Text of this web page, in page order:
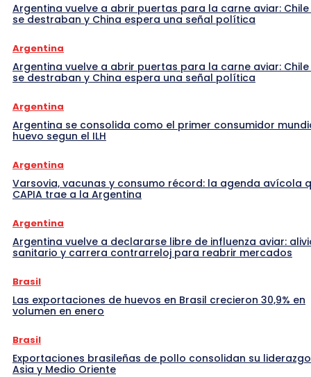
Argentina vuelve a abrir puertas para la carne aviar: Chile
se destraban y China espera una señal política
Argentina
Argentina vuelve a abrir puertas para la carne aviar: Chile
se destraban y China espera una señal política
Argentina
Argentina se consolida como el primer consumidor
huevo segun el ILH
Argentina
Varsovia, vacunas y consumo récord: la agenda avícola
CAPIA trae a la Argentina
Argentina
Argentina vuelve a declararse libre de influenza aviar:
sanitario y carrera contrarreloj para reabrir mercados
Brasil
Las exportaciones de huevos en Brasil crecieron 30,9% en
volumen en enero
Brasil
Exportaciones brasileñas de pollo consolidan su
Asia y Medio Oriente